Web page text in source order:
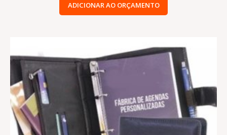
ADICIONAR AO ORÇAMENTO